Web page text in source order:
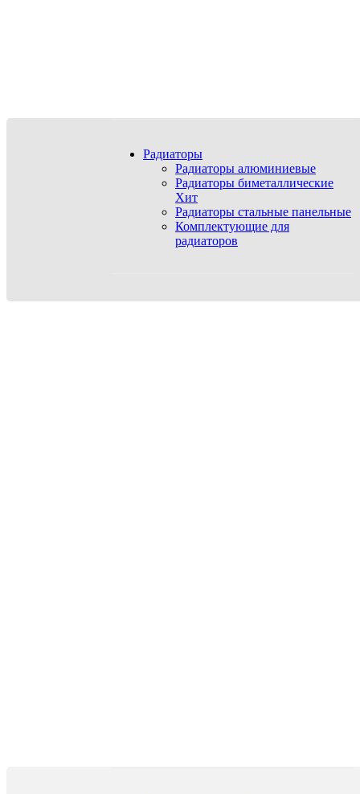
Радиаторы
Радиаторы алюминиевые
Радиаторы биметаллические
Хит
Радиаторы стальные панельные
Комплектующие для
радиаторов